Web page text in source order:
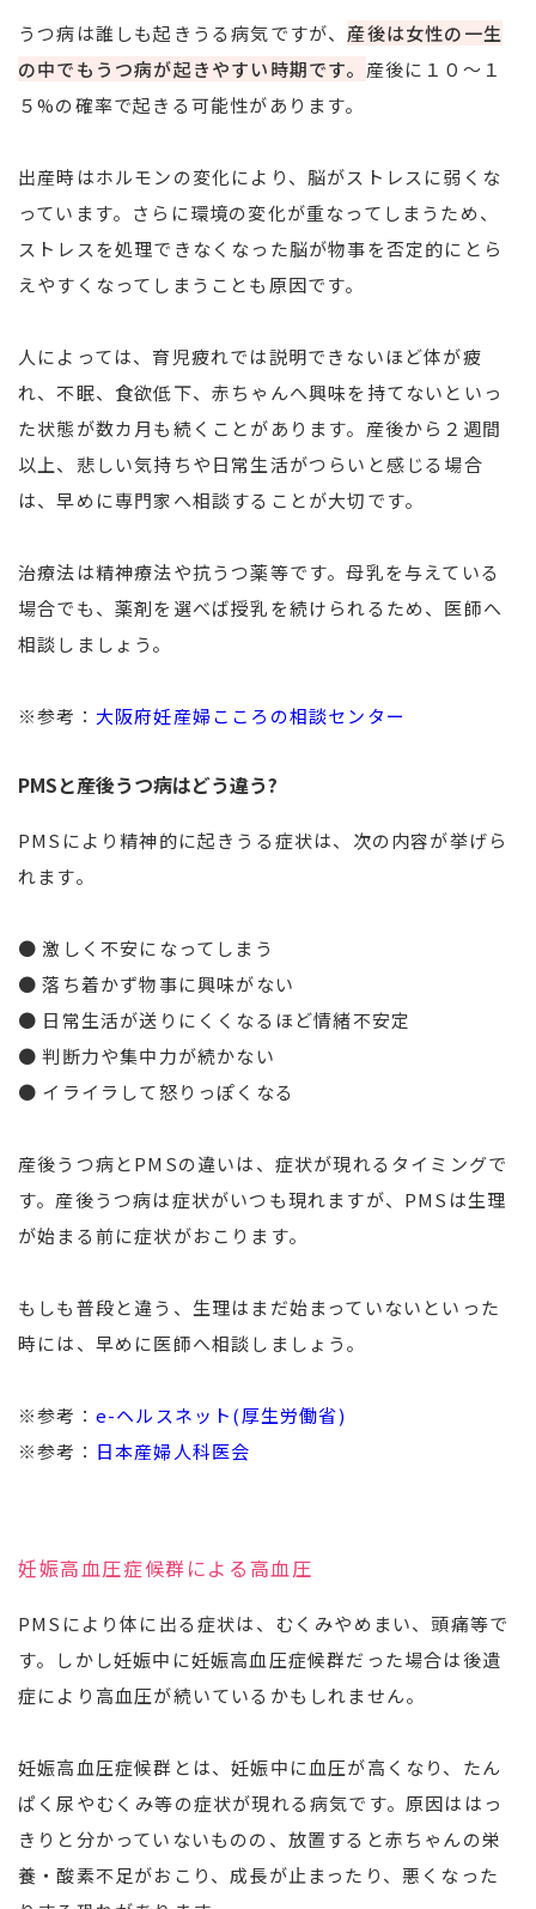
うつ病は誰しも起きうる病気ですが、産後は女性の一生
の中でもうつ病が起きやすい時期です。 産後に１０～１
５%の確率で起きる可能性があります。
出産時はホルモンの変化により、脳がストレスに弱くな
っています。さらに環境の変化が重なってしまうため、
ストレスを処理できなくなった脳が物事を否定的にとら
えやすくなってしまうことも原因です。
人によっては、育児疲れでは説明できないほど体が疲
れ、不眠、食欲低下、赤ちゃんへ興味を持てないといっ
た状態が数カ月も続くことがあります。産後から２週間
以上、悲しい気持ちや日常生活がつらいと感じる場合
は、早めに専門家へ相談することが大切です。
治療法は精神療法や抗うつ薬等です。母乳を与えている
場合でも、薬剤を選べば授乳を続けられるため、医師へ
相談しましょう。
※参考： 大阪府妊産婦こころの相談センター
PMSと産後うつ病はどう違う?
PMSにより精神的に起きうる症状は、次の内容が挙げら
れます。
● 激しく不安になってしまう
● 落ち着かず物事に興味がない
● 日常生活が送りにくくなるほど情緒不安定
● 判断力や集中力が続かない
● イライラして怒りっぽくなる
産後うつ病とPMSの違いは、症状が現れるタイミングで
す。産後うつ病は症状がいつも現れますが、PMSは生理
が始まる前に症状がおこります。
もしも普段と違う、生理はまだ始まっていないといった
時には、早めに医師へ相談しましょう。
※参考： e-ヘルスネット(厚生労働省)
※参考： 日本産婦人科医会
妊娠高血圧症候群による高血圧
PMSにより体に出る症状は、むくみやめまい、頭痛等で
す。しかし妊娠中に妊娠高血圧症候群だった場合は後遺
症により高血圧が続いているかもしれません。
妊娠高血圧症候群とは、妊娠中に血圧が高くなり、たん
ぱく尿やむくみ等の症状が現れる病気です。原因ははっ
きりと分かっていないものの、放置すると赤ちゃんの栄
養・酸素不足がおこり、成長が止まったり、悪くなった